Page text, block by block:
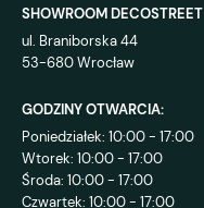
SHOWROOM DECOSTREET
ul. Braniborska 44
53-680 Wrocław
GODZINY OTWARCIA:
Poniedziałek: 10:00 - 17:00
Wtorek: 10:00 - 17:00
Środa: 10:00 - 17:00
Czwartek: 10:00 - 17:00